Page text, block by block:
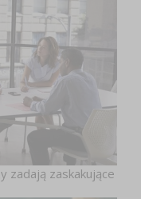
zadają zaskakujące